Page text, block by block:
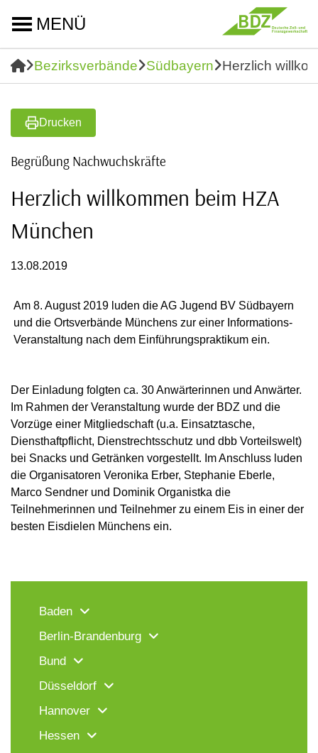
MENÜ
Bezirksverbände Südbayern Herzlich
Drucken
Begrüßung Nachwuchskräfte
Herzlich willkommen beim HZA
München
13.08.2019
Am 8. August 2019 luden die AG Jugend BV Südbayern
und die Ortsverbände Münchens zur einer Informations-
Veranstaltung nach dem Einführungspraktikum ein.
Der Einladung folgten ca. 30 Anwärterinnen und Anwärter.
Im Rahmen der Veranstaltung wurde der BDZ und die
Vorzüge einer Mitgliedschaft (u.a. Einsatztasche,
Diensthaftpflicht, Dienstrechtsschutz und dbb Vorteilswelt)
bei Snacks und Getränken vorgestellt. Im Anschluss luden
die Organisatoren Veronika Erber, Stephanie Eberle,
Marco Sendner und Dominik Organistka die
Teilnehmerinnen und Teilnehmer zu einem Eis in einer der
besten Eisdielen Münchens ein.
Baden
Berlin-Brandenburg
Bund
Düsseldorf
Hannover
Hessen